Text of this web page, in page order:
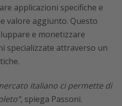
applicazioni specifiche e
valore aggiunto. Questo
e monetizzare
specializzate attraverso un
italiano ci permette di
, spiega Passoni.